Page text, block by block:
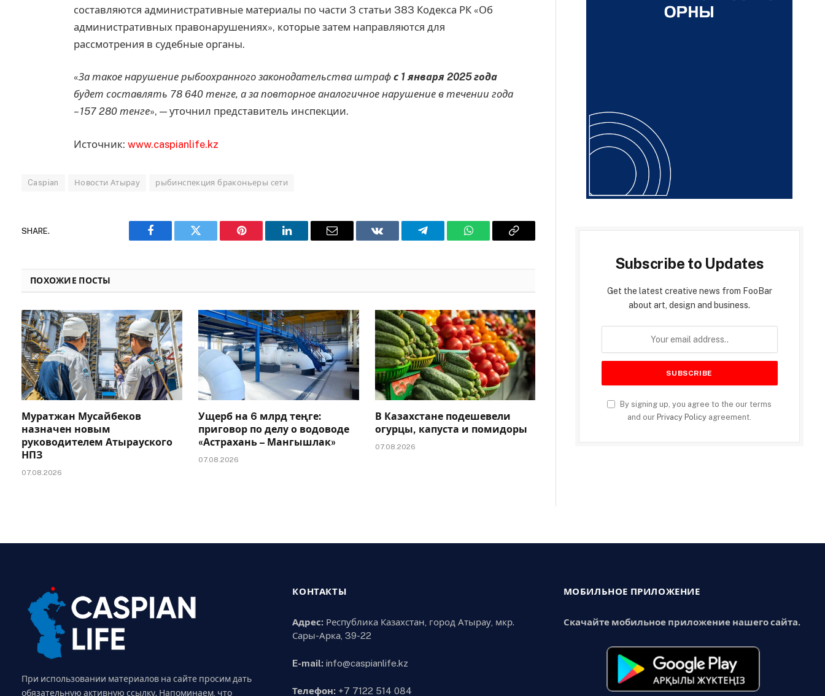
составляются административные материалы по части 3 статьи 383 Кодекса РК «Об
административных правонарушениях», которые затем направляются для
рассмотрения в судебные органы.
«За такое нарушение рыбоохранного законодательства штраф с 1 января 2025 года
будет составлять 78 640 тенге, а за повторное аналогичное нарушение в течении года
– 157 280 тенге», — уточнил представитель инспекции.
Источник: www.caspianlife.kz
Caspian Новости Атырау рыбинспекция браконьеры сети
SHARE.
Facebook Twitter Pinterest LinkedIn Email VKontakteTelegram WhatsAppCopy
ПОХОЖИЕ ПОСТЫ
Муратжан Мусайбеков
назначен новым
руководителем Атырауского
НПЗ
07.08.2026
Ущерб на 6 млрд теңге:
приговор по делу о водоводе
«Астрахань – Мангышлак»
07.08.2026
В Казахстане подешевели
огурцы, капуста и помидоры
07.08.2026
Subscribe to Updates
Get the latest creative news from FooBar
about art, design and business.
By signing up, you agree to the our terms
and our Privacy Policy agreement.
При использовании материалов на сайте просим дать
обязательную активную ссылку. Напоминаем, что
КОНТАКТЫ
Адрес: Республика Казахстан, город Атырау, мкр.
Сары-Арка, 39-22
E-mail: info@caspianlife.kz
Телефон: +7 7122 514 084
МОБИЛЬНОЕ ПРИЛОЖЕНИЕ
Скачайте мобильное приложение нашего сайта.